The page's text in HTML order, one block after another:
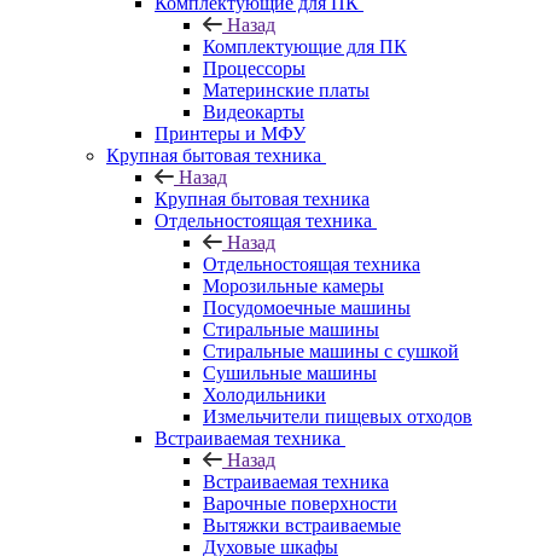
Назад
Комплектующие для ПК
Процессоры
Материнские платы
Видеокарты
Принтеры и МФУ
Крупная бытовая техника
Назад
Крупная бытовая техника
Отдельностоящая техника
Назад
Отдельностоящая техника
Морозильные камеры
Посудомоечные машины
Стиральные машины
Стиральные машины с сушкой
Сушильные машины
Холодильники
Измельчители пищевых отходов
Встраиваемая техника
Назад
Встраиваемая техника
Варочные поверхности
Вытяжки встраиваемые
Духовые шкафы